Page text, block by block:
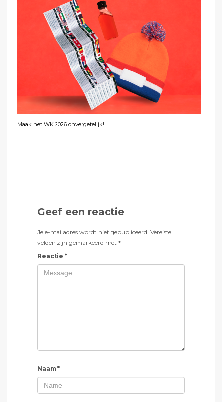
Maak het WK 2026 onvergetelijk!
Geef een reactie
Je e-mailadres wordt niet gepubliceerd. Vereiste
velden zijn gemarkeerd met *
Reactie *
Naam *